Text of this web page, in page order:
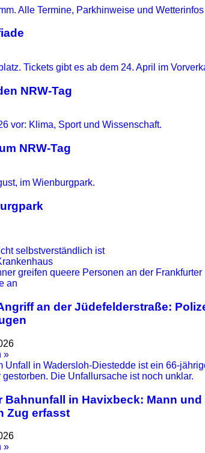
NRW-Tag
NRW-Tag
selbstverständlich ist
an der Jüdefelderstraße:
»
Bahnunfall in Havixbeck: Mann und
Zug erfasst
»